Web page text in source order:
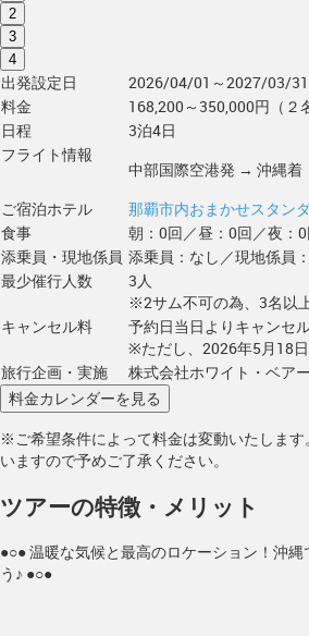
2
3
4
出発設定日
2026/04/01～2027/03/31
料金
168,200～350,000円（２
日程
3泊4日
フライト情報
中部国際空港発 → 沖縄着
ご宿泊ホテル
那覇市内おまかせスタン
食事
朝：0回／昼：0回／夜：
添乗員・現地係員 添乗員：なし／現地係員
最少催行人数
3人
※2サム不可の為、3名以
キャンセル料
予約日当日よりキャンセ
※ただし、2026年5月18
旅行企画・実施
株式会社ホワイト・ベア
※ご希望条件によって料金は変動いたしま
いますので予めご了承ください。
ツアーの特徴・メリット
●○● 温暖な気候と最高のロケーション！沖
う♪ ●○●